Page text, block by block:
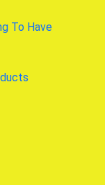
To Have